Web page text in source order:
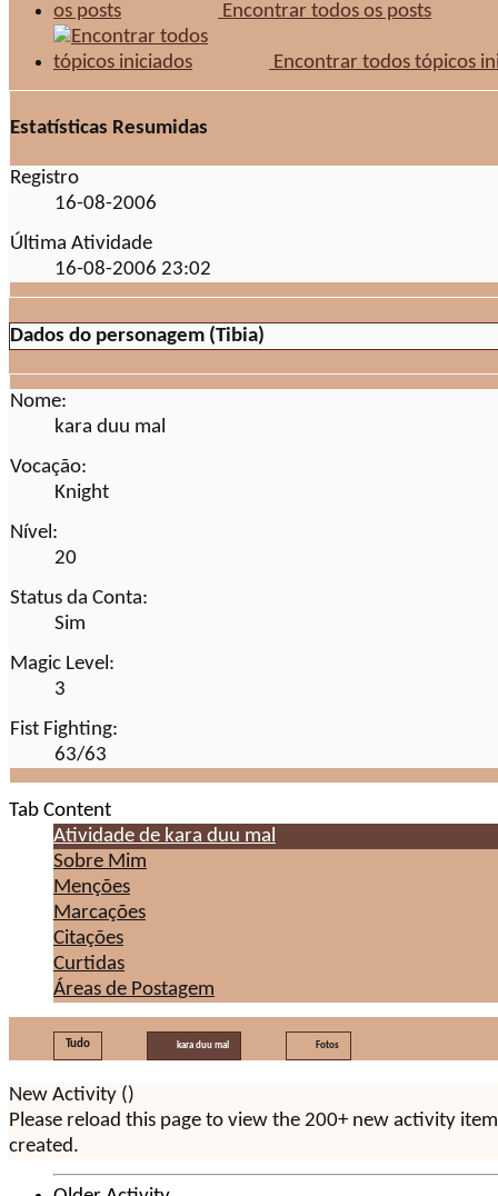
Encontrar todos os posts
Encontrar todos tópicos
Estatísticas Resumidas
Registro
16-08-2006
Última Atividade
16-08-2006 23:02
Dados do personagem (Tibia)
Nome:
kara duu mal
Vocação:
Knight
Nível:
20
Status da Conta:
Sim
Magic Level:
3
Fist Fighting:
63/63
Tab Content
Atividade de kara duu mal
Sobre Mim
Menções
Marcações
Citações
Curtidas
Áreas de Postagem
Tudo kara duu mal Fotos
New Activity ()
Please reload this page to view the 200+ new activity
created.